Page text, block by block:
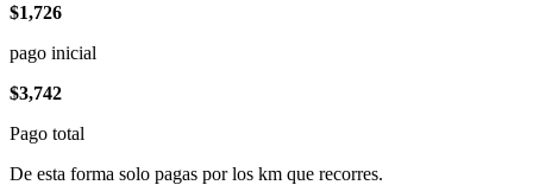
$1,726
pago inicial
$3,742
Pago total
De esta forma solo pagas por los km que recorres.